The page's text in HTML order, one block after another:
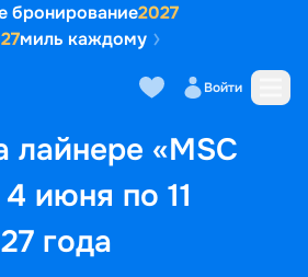
бронирование2027
миль каждому
Войти
лайнере «MSC
июня по 11
года
кают Маршрут и